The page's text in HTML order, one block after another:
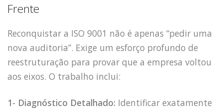
Frente
Reconquistar a ISO 9001 não é apenas “pedir uma
nova auditoria”. Exige um esforço profundo de
reestruturação para provar que a empresa voltou
aos eixos. O trabalho inclui:
1- Diagnóstico Detalhado: Identificar exatamente